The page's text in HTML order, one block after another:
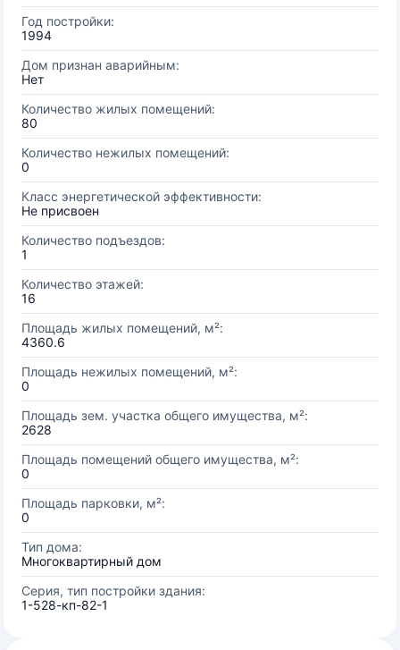
Год постройки:
1994
Дом признан аварийным:
Нет
Количество жилых помещений:
80
Количество нежилых помещений:
0
Класс энергетической эффективности:
Не присвоен
Количество подъездов:
1
Количество этажей:
16
Площадь жилых помещений, м²:
4360.6
Площадь нежилых помещений, м²:
0
Площадь зем. участка общего имущества, м²:
2628
Площадь помещений общего имущества, м²:
0
Площадь парковки, м²:
0
Тип дома:
Многоквартирный дом
Серия, тип постройки здания:
1-528-кп-82-1